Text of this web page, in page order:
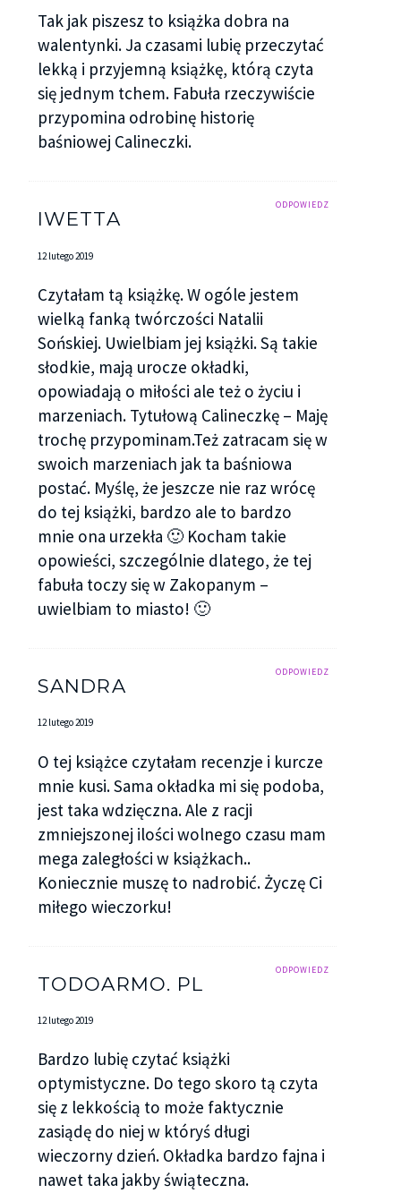
Tak jak piszesz to książka dobra na
walentynki. Ja czasami lubię przeczytać
lekką i przyjemną książkę, którą czyta
się jednym tchem. Fabuła rzeczywiście
przypomina odrobinę historię
baśniowej Calineczki.
ODPOWIEDZ
IWETTA
12 lutego 2019
Czytałam tą książkę. W ogóle jestem
wielką fanką twórczości Natalii
Sońskiej. Uwielbiam jej książki. Są takie
słodkie, mają urocze okładki,
opowiadają o miłości ale też o życiu i
marzeniach. Tytułową Calineczkę – Maję
trochę przypominam.Też zatracam się w
swoich marzeniach jak ta baśniowa
postać. Myślę, że jeszcze nie raz wrócę
do tej książki, bardzo ale to bardzo
mnie ona urzekła 🙂 Kocham takie
opowieści, szczególnie dlatego, że tej
fabuła toczy się w Zakopanym –
uwielbiam to miasto! 🙂
ODPOWIEDZ
SANDRA
12 lutego 2019
O tej książce czytałam recenzje i kurcze
mnie kusi. Sama okładka mi się podoba,
jest taka wdzięczna. Ale z racji
zmniejszonej ilości wolnego czasu mam
mega zaległości w książkach..
Koniecznie muszę to nadrobić. Życzę Ci
miłego wieczorku!
ODPOWIEDZ
TODOARMO. PL
12 lutego 2019
Bardzo lubię czytać książki
optymistyczne. Do tego skoro tą czyta
się z lekkością to może faktycznie
zasiądę do niej w któryś długi
wieczorny dzień. Okładka bardzo fajna i
nawet taka jakby świąteczna.